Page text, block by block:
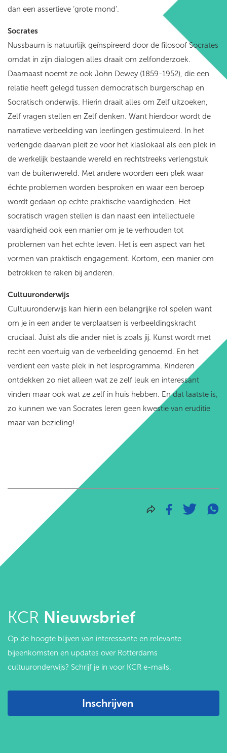
dan een assertieve ‘grote mond’.
Socrates
Nussbaum is natuurlijk geïnspireerd door de filosoof Socrates
omdat in zijn dialogen alles draait om zelfonderzoek.
Daarnaast noemt ze ook John Dewey (1859-1952), die een
relatie heeft gelegd tussen democratisch burgerschap en
Socratisch onderwijs. Hierin draait alles om Zelf uitzoeken,
Zelf vragen stellen en Zelf denken. Want hierdoor wordt de
narratieve verbeelding van leerlingen gestimuleerd. In het
verlengde daarvan pleit ze voor het klaslokaal als een plek in
de werkelijk bestaande wereld en rechtstreeks verlengstuk
van de buitenwereld. Met andere woorden een plek waar
échte problemen worden besproken en waar een beroep
wordt gedaan op echte praktische vaardigheden. Het
socratisch vragen stellen is dan naast een intellectuele
vaardigheid ook een manier om je te verhouden tot
problemen van het echte leven. Het is een aspect van het
vormen van praktisch engagement. Kortom, een manier om
betrokken te raken bij anderen.
Cultuuronderwijs
Cultuuronderwijs kan hierin een belangrijke rol spelen want
om je in een ander te verplaatsen is verbeeldingskracht
cruciaal. Juist als die ander niet is zoals jij. Kunst wordt met
recht een voertuig van de verbeelding genoemd. En het
verdient een vaste plek in het lesprogramma. Kinderen
ontdekken zo niet alleen wat ze zelf leuk en interessant
vinden maar ook wat ze zelf in huis hebben. En dat laatste is,
zo kunnen we van Socrates leren geen kwestie van eruditie
maar van bezieling!
KCR Nieuwsbrief
Op de hoogte blijven van interessante en relevante
bijeenkomsten en updates over Rotterdams
cultuuronderwijs? Schrijf je in voor KCR e-mails.
Inschrijven